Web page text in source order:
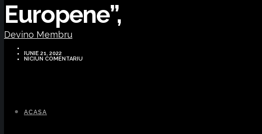
Devino Membru
ACASA
Europene”,
IUNIE 21, 2022
NICIUN COMENTARIU